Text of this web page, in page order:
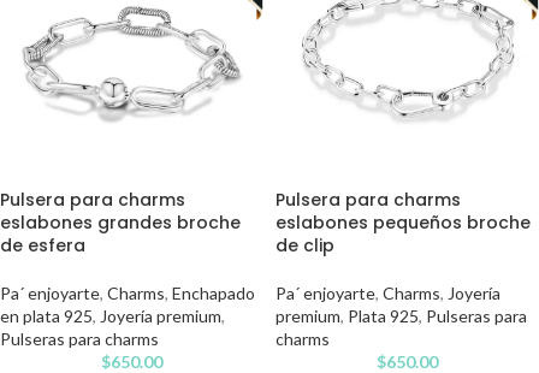
Pulsera para charms
eslabones grandes broche
de esfera
Pa´ enjoyarte, Charms, Enchapado
en plata 925, Joyería premium,
Pulseras para charms
$650.00
Pulsera para charms
eslabones pequeños broche
de clip
Pa´ enjoyarte, Charms, Joyería
premium, Plata 925, Pulseras para
charms
$650.00